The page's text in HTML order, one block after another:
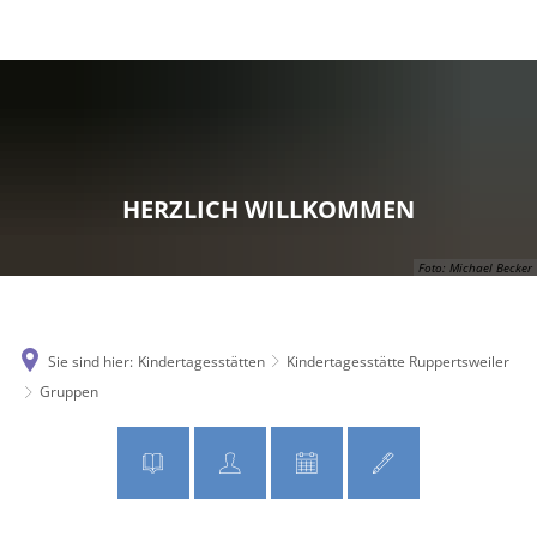
Foto: Michael Becker
HERZLICH WILLKOMMEN
Sie sind hier: Kindertagesstätten
Kindertagesstätte Ruppertsweiler
Gruppen